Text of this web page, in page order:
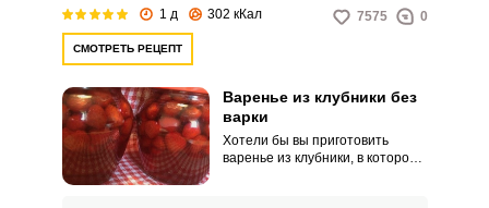
1 д 302 кКал 7575 0
СМОТРЕТЬ РЕЦЕПТ
Варенье из клубники без
варки
Хотели бы вы приготовить
варенье из клубники, в котором